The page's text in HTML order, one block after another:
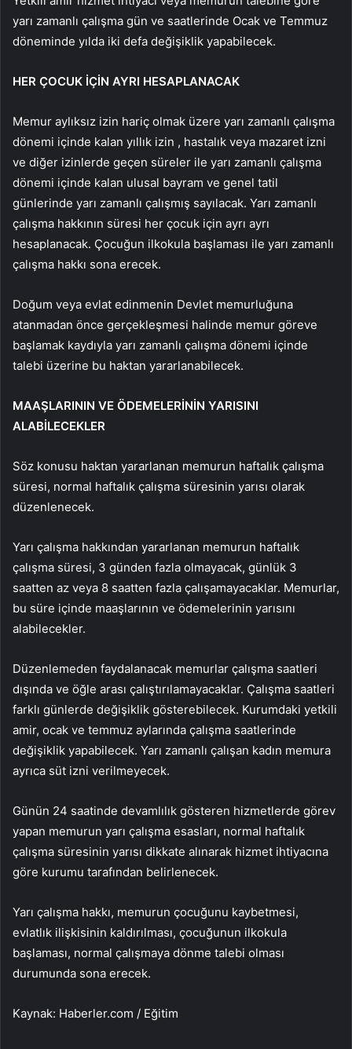
yarı zamanlı çalışma gün ve saatlerinde Ocak ve Temmuz
döneminde yılda iki defa değişiklik yapabilecek.
HER ÇOCUK İÇİN AYRI HESAPLANACAK
Memur aylıksız izin hariç olmak üzere yarı zamanlı çalışma
dönemi içinde kalan yıllık izin , hastalık veya mazaret izni
ve diğer izinlerde geçen süreler ile yarı zamanlı çalışma
dönemi içinde kalan ulusal bayram ve genel tatil
günlerinde yarı zamanlı çalışmış sayılacak. Yarı zamanlı
çalışma hakkının süresi her çocuk için ayrı ayrı
hesaplanacak. Çocuğun ilkokula başlaması ile yarı zamanlı
çalışma hakkı sona erecek.
Doğum veya evlat edinmenin Devlet memurluğuna
atanmadan önce gerçekleşmesi halinde memur göreve
başlamak kaydıyla yarı zamanlı çalışma dönemi içinde
talebi üzerine bu haktan yararlanabilecek.
MAAŞLARININ VE ÖDEMELERİNİN YARISINI
ALABİLECEKLER
Söz konusu haktan yararlanan memurun haftalık çalışma
süresi, normal haftalık çalışma süresinin yarısı olarak
düzenlenecek.
Yarı çalışma hakkından yararlanan memurun haftalık
çalışma süresi, 3 günden fazla olmayacak, günlük 3
saatten az veya 8 saatten fazla çalışamayacaklar. Memurlar,
bu süre içinde maaşlarının ve ödemelerinin yarısını
alabilecekler.
Düzenlemeden faydalanacak memurlar çalışma saatleri
dışında ve öğle arası çalıştırılamayacaklar. Çalışma saatleri
farklı günlerde değişiklik gösterebilecek. Kurumdaki yetkili
amir, ocak ve temmuz aylarında çalışma saatlerinde
değişiklik yapabilecek. Yarı zamanlı çalışan kadın memura
ayrıca süt izni verilmeyecek.
Günün 24 saatinde devamlılık gösteren hizmetlerde görev
yapan memurun yarı çalışma esasları, normal haftalık
çalışma süresinin yarısı dikkate alınarak hizmet ihtiyacına
göre kurumu tarafından belirlenecek.
Yarı çalışma hakkı, memurun çocuğunu kaybetmesi,
evlatlık ilişkisinin kaldırılması, çocuğunun ilkokula
başlaması, normal çalışmaya dönme talebi olması
durumunda sona erecek.
Kaynak: Haberler.com / Eğitim